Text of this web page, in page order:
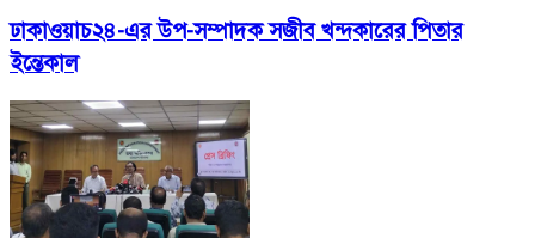
ঢাকাওয়াচ২৪-এর উপ-সম্পাদক সজীব খন্দকারের পিতার
ইন্তেকাল